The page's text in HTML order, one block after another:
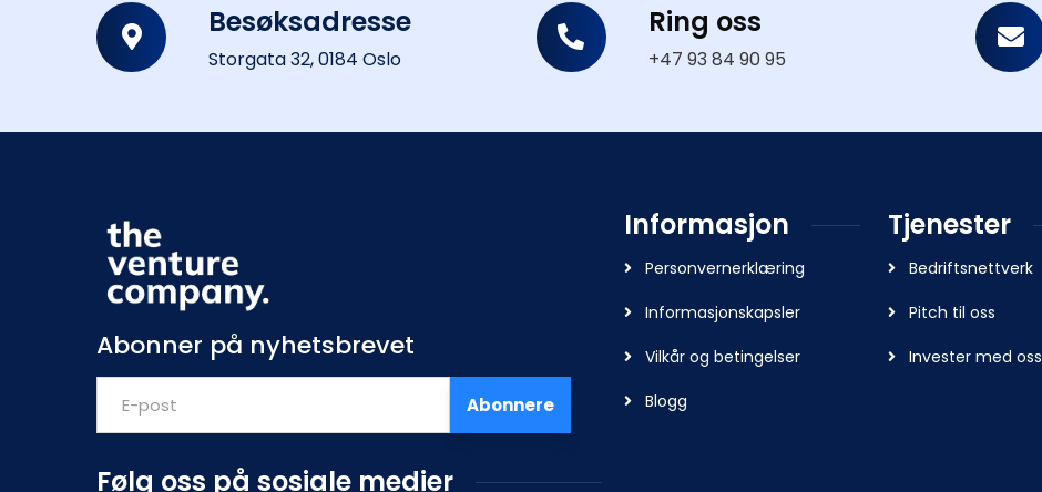
Besøksadresse
Storgata 32, 0184 Oslo
Ring oss
+47 93 84 90 95
Abonner på nyhetsbrevet
Abonnere
Følg oss på sosiale medier
Informasjon
Personvernerklæring
Informasjonskapsler
Vilkår og betingelser
Blogg
Tjenester
Bedriftsnettverk
Pitch til oss
Invester med oss